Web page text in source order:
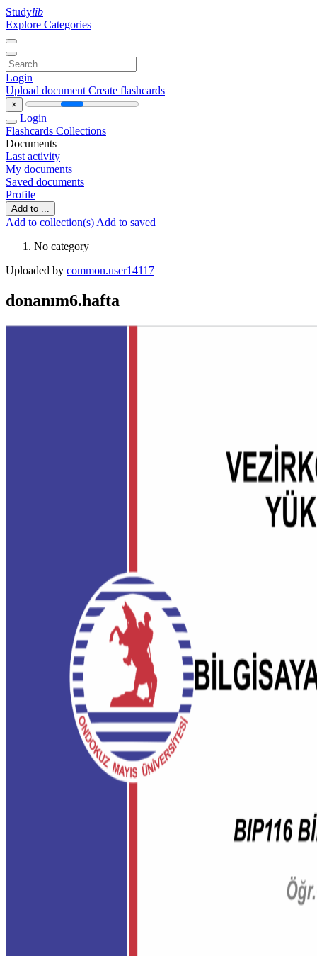
Studylib
Explore Categories
Login
Upload document Create flashcards
×
Login
Flashcards Collections
Documents
Last activity
My documents
Saved documents
Profile
Add to ...
Add to collection(s) Add to saved
No category
Uploaded by common.user14117
donanım6.hafta